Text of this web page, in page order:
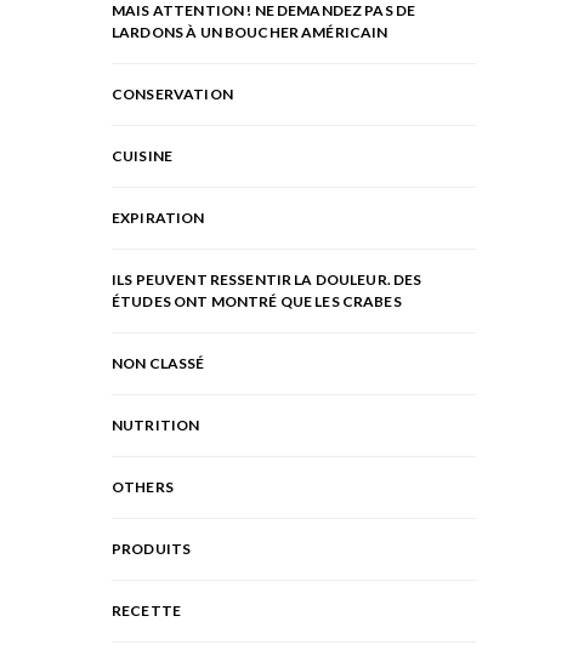
MAIS ATTENTION ! NE DEMANDEZ PAS DE
LARDONS À UN BOUCHER AMÉRICAIN
CONSERVATION
CUISINE
EXPIRATION
ILS PEUVENT RESSENTIR LA DOULEUR. DES
ÉTUDES ONT MONTRÉ QUE LES CRABES
NON CLASSÉ
NUTRITION
OTHERS
PRODUITS
RECETTE